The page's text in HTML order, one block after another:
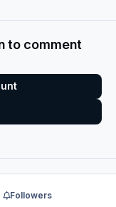
to comment
Followers